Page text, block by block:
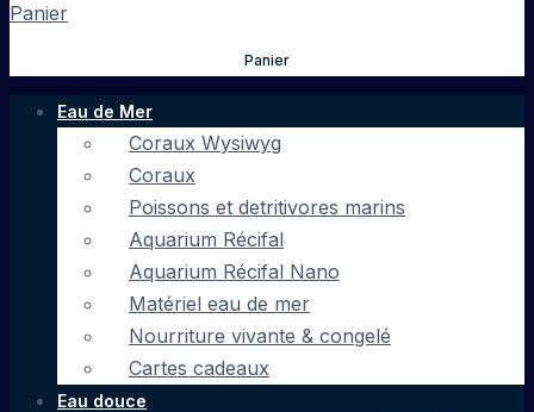
Panier
Panier
Eau de Mer
Coraux Wysiwyg
Coraux
Poissons et detritivores marins
Aquarium Récifal
Aquarium Récifal Nano
Matériel eau de mer
Nourriture vivante & congelé
Cartes cadeaux
Eau douce